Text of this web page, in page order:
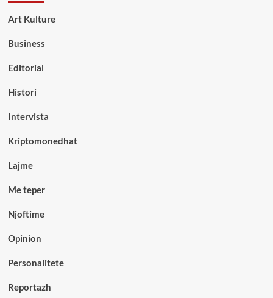
Art Kulture
Business
Editorial
Histori
Intervista
Kriptomonedhat
Lajme
Me teper
Njoftime
Opinion
Personalitete
Reportazh